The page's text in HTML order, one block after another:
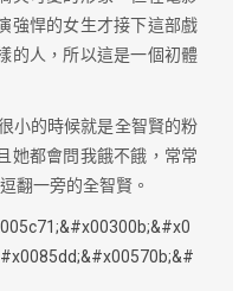
強悍的女生才接下這部戲
的人，所以這是一個初體
小的時候就是全智賢的粉
她都會問我餓不餓，常常
翻一旁的全智賢。